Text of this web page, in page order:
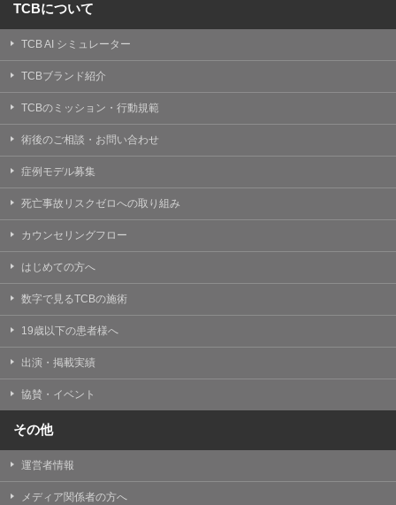
TCBについて
TCB AI シミュレーター
TCBブランド紹介
TCBのミッション・行動規範
術後のご相談・お問い合わせ
症例モデル募集
死亡事故リスクゼロへの取り組み
カウンセリングフロー
はじめての方へ
数字で見るTCBの施術
19歳以下の患者様へ
出演・掲載実績
協賛・イベント
その他
運営者情報
メディア関係者の方へ